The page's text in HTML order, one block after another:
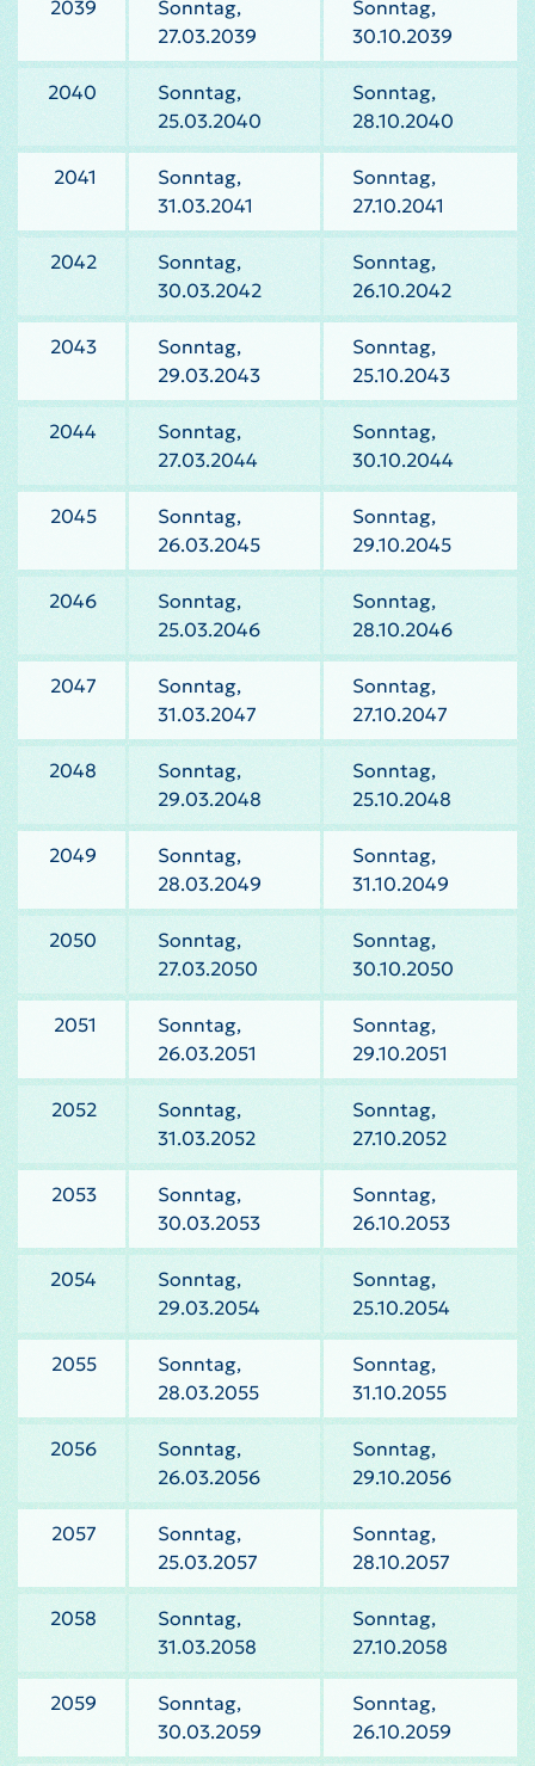
2039
Sonntag,
27.03.2039
Sonntag,
30.10.2039
2040
Sonntag,
25.03.2040
Sonntag,
28.10.2040
2041
Sonntag,
31.03.2041
Sonntag,
27.10.2041
2042
Sonntag,
30.03.2042
Sonntag,
26.10.2042
2043
Sonntag,
29.03.2043
Sonntag,
25.10.2043
2044
Sonntag,
27.03.2044
Sonntag,
30.10.2044
2045
Sonntag,
26.03.2045
Sonntag,
29.10.2045
2046
Sonntag,
25.03.2046
Sonntag,
28.10.2046
2047
Sonntag,
31.03.2047
Sonntag,
27.10.2047
2048
Sonntag,
29.03.2048
Sonntag,
25.10.2048
2049
Sonntag,
28.03.2049
Sonntag,
31.10.2049
2050
Sonntag,
27.03.2050
Sonntag,
30.10.2050
2051
Sonntag,
26.03.2051
Sonntag,
29.10.2051
2052
Sonntag,
31.03.2052
Sonntag,
27.10.2052
2053
Sonntag,
30.03.2053
Sonntag,
26.10.2053
2054
Sonntag,
29.03.2054
Sonntag,
25.10.2054
2055
Sonntag,
28.03.2055
Sonntag,
31.10.2055
2056
Sonntag,
26.03.2056
Sonntag,
29.10.2056
2057
Sonntag,
25.03.2057
Sonntag,
28.10.2057
2058
Sonntag,
31.03.2058
Sonntag,
27.10.2058
2059
Sonntag,
30.03.2059
Sonntag,
26.10.2059